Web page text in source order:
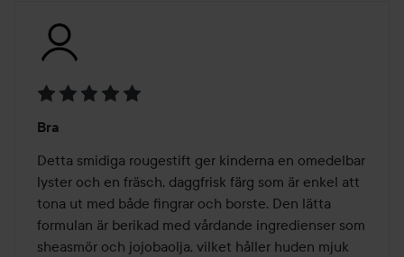
5
av
5
Bra
Detta smidiga rougestift ger kinderna en omedelbar
lyster och en fräsch, daggfrisk färg som är enkel att
tona ut med både fingrar och borste. Den lätta
formulan är berikad med vårdande ingredienser som
sheasmör och jojobaolja, vilket håller huden mjuk